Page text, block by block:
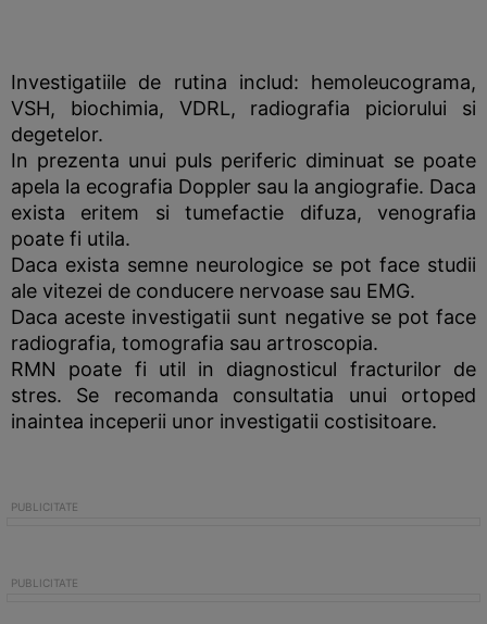
Investigatiile de rutina includ: hemoleucograma,
VSH, biochimia, VDRL, radiografia piciorului si
degetelor.
In prezenta unui puls periferic diminuat se poate
apela la ecografia Doppler sau la angiografie. Daca
exista eritem si tumefactie difuza, venografia
poate fi utila.
Daca exista semne neurologice se pot face studii
ale vitezei de conducere nervoase sau EMG.
Daca aceste investigatii sunt negative se pot face
radiografia, tomografia sau artroscopia.
RMN poate fi util in diagnosticul fracturilor de
stres. Se recomanda consultatia unui ortoped
inaintea inceperii unor investigatii costisitoare.